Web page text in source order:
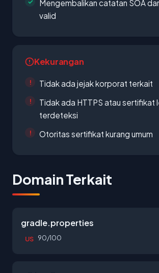
Mengembalikan catatan SOA
valid
Kekurangan
Tidak ada jejak korporat terkait
Tidak ada HTTPS atau sertifikat
terdeteksi
Otoritas sertifikat kurang umum
Domain Terkait
gradle.properties
US 90/100